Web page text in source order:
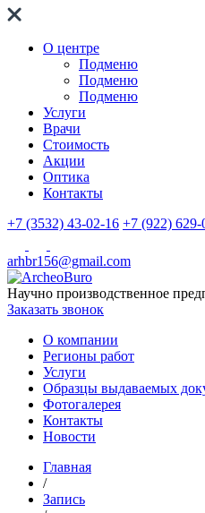
О центре
Подменю
Подменю
Подменю
Услуги
Врачи
Стоимость
Акции
Оптика
Контакты
+7 (3532) 43-02-16 +7 (922) 629-
arhbr156@gmail.com
Научно производственное
Заказать звонок
О компании
Регионы работ
Услуги
Образцы выдаваемых
Фотогалерея
Контакты
Новости
Главная
/
Запись